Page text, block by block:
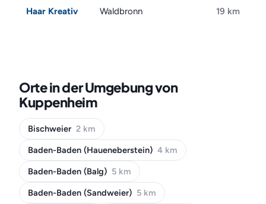
Haar Kreativ Waldbronn 19 km
Orte in der Umgebung von
Kuppenheim
Bischweier 2 km
Baden-Baden (Haueneberstein) 4 km
Baden-Baden (Balg) 5 km
Baden-Baden (Sandweier) 5 km